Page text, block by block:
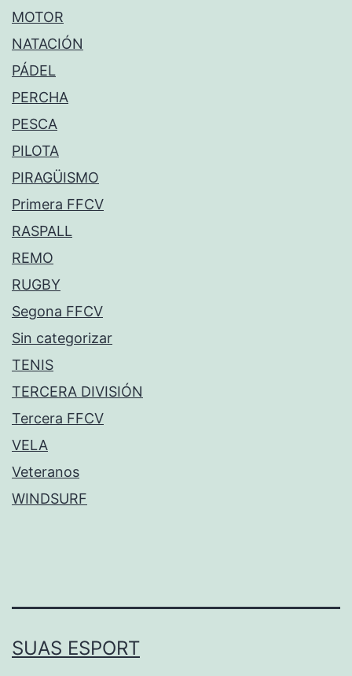
MOTOR
NATACIÓN
PÁDEL
PERCHA
PESCA
PILOTA
PIRAGÜISMO
Primera FFCV
RASPALL
REMO
RUGBY
Segona FFCV
Sin categorizar
TENIS
TERCERA DIVISIÓN
Tercera FFCV
VELA
Veteranos
WINDSURF
SUAS ESPORT